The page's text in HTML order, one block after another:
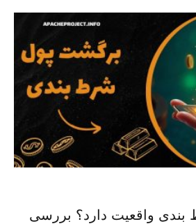
واقعیت دارد؟ بررسی